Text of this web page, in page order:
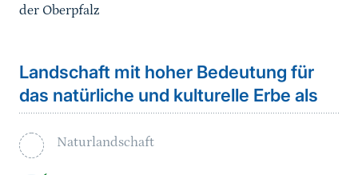
der Oberpfalz
Landschaft mit hoher Bedeutung für
das natürliche und kulturelle Erbe als
Naturlandschaft